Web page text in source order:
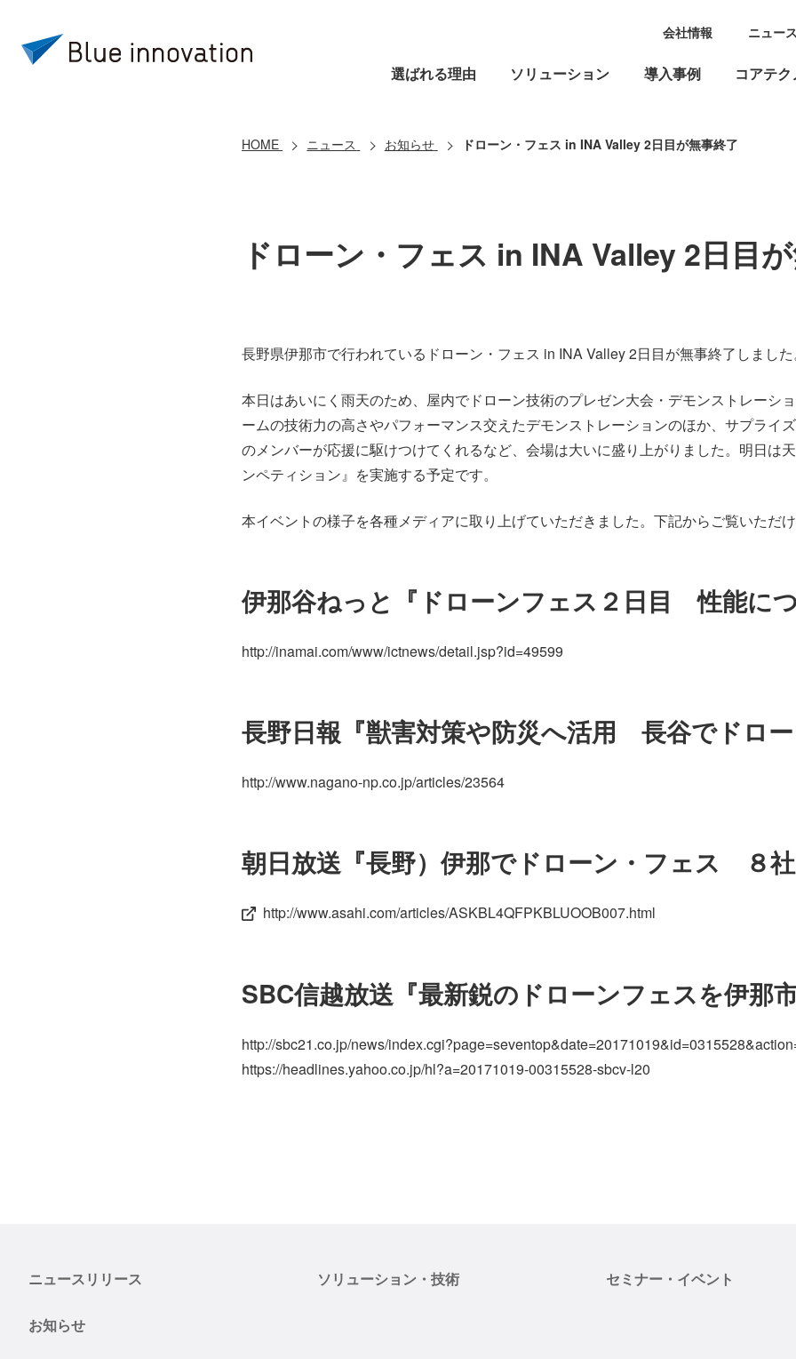
選ばれる理由 ソリューション 導入事例 コアテ
会社情報 ニュー
HOME ニュース お知らせ ドローン・フェス in INA Valley 2日目が無事終了
ドローン・フェス in INA Valley 2日目
長野県伊那市で行われているドローン・フェス in INA Valley 2日目が無事終了しまし
本日はあいにく雨天のため、屋内でドローン技術のプレゼン大会・デモンストレーシ
ームの技術力の高さやパフォーマンス交えたデモンストレーションのほか、サプライ
のメンバーが応援に駆けつけてくれるなど、会場は大いに盛り上がりました。明日は
ンペティション』を実施する予定です。
本イベントの様子を各種メディアに取り上げていただきました。下記からご覧いただ
伊那谷ねっと『ドローンフェス２日目 性能に
http://inamai.com/www/ictnews/detail.jsp?id=49599
長野日報『獣害対策や防災へ活用 長谷でドロ
http://www.nagano-np.co.jp/articles/23564
朝日放送『長野）伊那でドローン・フェス ８
http://www.asahi.com/articles/ASKBL4QFPKBLUOOB007.html
SBC信越放送『最新鋭のドローンフェスを伊那
http://sbc21.co.jp/news/
https://headlines.yahoo.co.jp/hl?a=20171019-00315528-sbcv-l20
ニュースリリース ソリューション・技術 セミナー・イベント
お知らせ